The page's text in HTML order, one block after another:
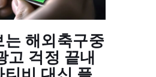
는 해외축구중
고 걱정 끝내